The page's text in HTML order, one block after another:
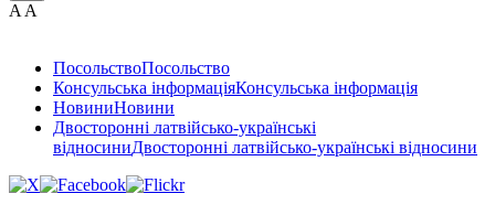
A A
ПосольствоПосольство
Консульська інформаціяКонсульська інформація
НовиниНовини
Двосторонні латвійсько-українські
відносиниДвосторонні латвійсько-українські відносини